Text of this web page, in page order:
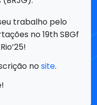
nosite.